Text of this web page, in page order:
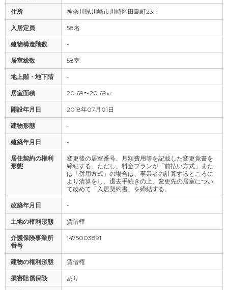
住所 神奈川県川崎市川崎区田島町23-1
入居定員 58名
建物構造階数 -
居室総数 58室
地上階・地下階 -
居室面積 20.69〜20.69㎡
開設年月日 2018年07月01日
建物形態 -
建築年月日 -
居住契約の権利
形態
変更後の居室番号、月額費用等を記載した変更覚書を
締結する。ただし、料金プランが「前払い方式」また
は「併用方式」の場合は、事業者の計算するところに
より清算をし、退去手続きの上、変更先の居室につい
て改めて「入居契約書」を締結する。
改築年月日 -
土地の権利形態 賃借権
介護保険事業所
番号
1475003891
建物の権利形態 賃借権
損害賠償保険 あり